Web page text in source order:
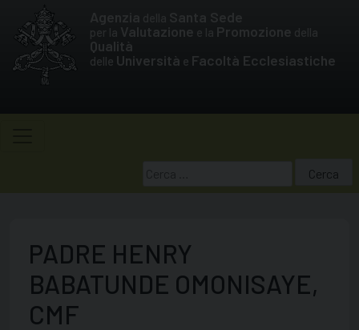
content
per la Valutazione e la Promozione della
Qualità
delle Università e Facoltà Ecclesiastiche
per:
PADRE HENRY
BABATUNDE OMONISAYE,
CMF